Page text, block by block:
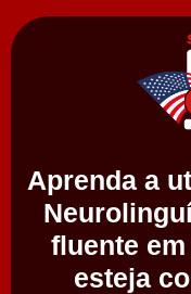
Aprenda a
fluente
esteja